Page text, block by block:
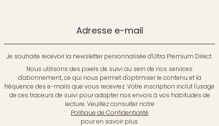
Adresse e-mail
Je souhaite recevoir la newsletter personnalisée d'Ultra Premium Direct.
Nous utilisons des pixels de suivi au sein de nos services
d'abonnement, ce qui nous permet d'optimiser le contenu et la
fréquence des e-mails que vous recevrez. Votre inscription inclut l'usage
de ces traceurs de suivi pour adapter nos envois à vos habitudes de
lecture. Veuillez consulter notre
Politique de Confidentialité
pour en savoir plus.